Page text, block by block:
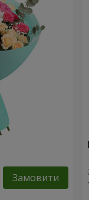
Замовити